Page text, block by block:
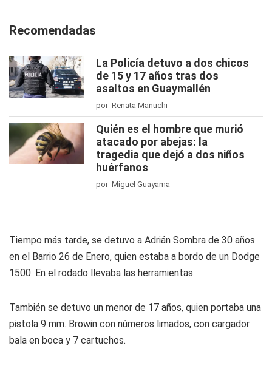
Recomendadas
La Policía detuvo a dos chicos
de 15 y 17 años tras dos
asaltos en Guaymallén
por Renata Manuchi
Quién es el hombre que murió
atacado por abejas: la
tragedia que dejó a dos niños
huérfanos
por Miguel Guayama
Tiempo más tarde, se detuvo a Adrián Sombra de 30 años
en el Barrio 26 de Enero, quien estaba a bordo de un Dodge
1500. En el rodado llevaba las herramientas.
También se detuvo un menor de 17 años, quien portaba una
pistola 9 mm. Browin con números limados, con cargador
bala en boca y 7 cartuchos.